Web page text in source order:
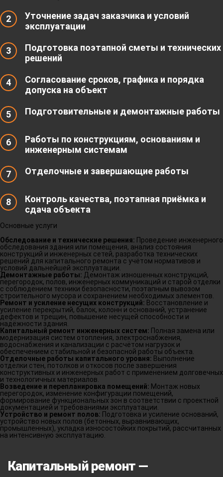
2
Уточнение задач заказчика и условий
эксплуатации
3
Подготовка поэтапной сметы и технических
решений
4
Согласование сроков, графика и порядка
допуска на объект
5 Подготовительные и демонтажные работы
6
Работы по конструкциям, основаниям и
инженерным системам
7 Отделочные и завершающие работы
8
Контроль качества, поэтапная приёмка и
сдача объекта
Основные услуги
Обследование и технические решения: Проведение инженерного
обследования здания или помещения, анализ состояния
конструкций и инженерных сетей, разработка технических
решений для капитального ремонта с учётом нормативов и
условий дальнейшей эксплуатации.
Демонтажные работы: Демонтаж изношенных конструкций,
перегородок, полов, инженерных коммуникаций и старой отделки
с соблюдением техники безопасности, поэтапным вывозом
строительного мусора и сохранением необходимых элементов.
Ремонт и усиление несущих конструкций: Восстановление и
усиление перекрытий, балок, колонн и оснований, устранение
дефектов и трещин, повышение несущей способности и
надёжности здания.
Капитальный ремонт инженерных систем: Полная замена или
модернизация систем отопления, электроснабжения,
водоснабжения и канализации с расчётом нагрузок и
обеспечением стабильной и безопасной работы объекта.
Отделочные работы капитального уровня: Выполнение
отделки стен, потолков и откосов после завершения
конструктивных и инженерных работ с применением долговечных
и технологичных материалов.
Возведение и перепланировка помещений: Монтаж новых
перегородок, изменение конфигурации помещений,
формирование функциональных зон в соответствии с проектной
документацией и требованиями эксплуатации.
Устройство и ремонт полов: Подготовка и усиление оснований,
устройство новых полов (бетонных, выравнивающих,
промышленных), укладка износостойких покрытий, рассчитанных
на интенсивную эксплуатацию.
Капитальный ремонт —